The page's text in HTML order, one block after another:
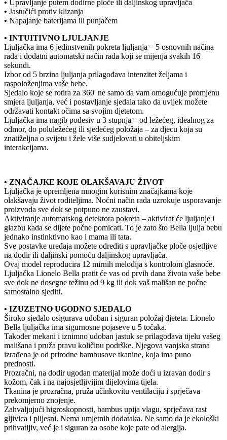
• Upravljanje putem dodirne ploče ili daljinskog upravljača
• Jastučići protiv klizanja
• Napajanje baterijama ili punjačem
• INTUITIVNO LJULJANJE
Ljuljačka ima 6 jedinstvenih pokreta ljuljanja – 5 osnovnih načina
rada i dodatni automatski način rada koji se mijenja svakih 16
sekundi.
Izbor od 5 brzina ljuljanja prilagođava intenzitet željama i
raspoloženjima vaše bebe.
Sjedalo koje se rotira za 360' ne samo da vam omogućuje promjenu
smjera ljuljanja, već i postavljanje sjedala tako da uvijek možete
održavati kontakt očima sa svojim djetetom.
Ljuljačka ima nagib podesiv u 3 stupnja – od ležećeg, idealnog za
odmor, do poluležećeg ili sjedećeg položaja – za djecu koja su
znatiželjna o svijetu i žele više sudjelovati u obiteljskim
interakcijama.
• ZNAČAJKE KOJE OLAKŠAVAJU ŽIVOT
Ljuljačka je opremljena mnogim korisnim značajkama koje
olakšavaju život roditeljima. Noćni način rada uzrokuje usporavanje
proizvoda sve dok se potpuno ne zaustavi.
Aktiviranje automatskog detektora pokreta – aktivirat će ljuljanje i
glazbu kada se dijete počne pomicati. To je zato što Bella ljulja bebu
jednako instinktivno kao i mama ili tata.
Sve postavke uređaja možete odrediti s upravljačke ploče osjetljive
na dodir ili daljinski pomoću daljinskog upravljača.
Ovaj model reproducira 12 mirnih melodija s kontrolom glasnoće.
Ljuljačka Lionelo Bella pratit će vas od prvih dana života vaše bebe
sve dok ne dosegne težinu od 9 kg ili dok vaš mališan ne počne
samostalno sjediti.
• IZUZETNO UGODNO SJEDALO
Široko sjedalo osigurava udoban i siguran položaj djeteta. Lionelo
Bella ljuljačka ima sigurnosne pojaseve u 5 točaka.
Također mekani i iznimno udoban jastuk se prilagođava tijelu vašeg
mališana i pruža pravu količinu podrške. Njegova vanjska strana
izrađena je od prirodne bambusove tkanine, koja ima puno
prednosti.
Prozračni, na dodir ugodan materijal može doći u izravan dodir s
kožom, čak i na najosjetljivijim dijelovima tijela.
Tkanina je prozračna, pruža učinkovitu ventilaciju i sprječava
prekomjerno znojenje.
Zahvaljujući higroskopnosti, bambus upija vlagu, sprječava rast
gljivica i plijesni. Nema umjetnih dodataka. Ne samo da je ekološki
prihvatljiv, već je i siguran za osobe koje pate od alergija.